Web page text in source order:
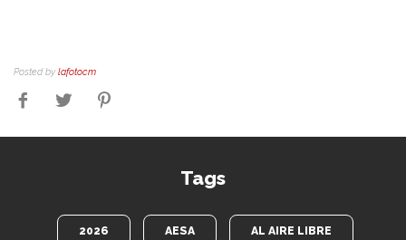
Posted by lafotocm
Tags
2026 AESA AL AIRE LIBRE